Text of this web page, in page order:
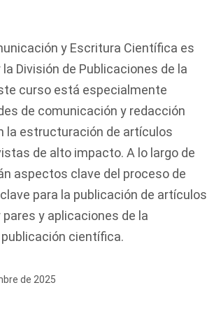
y Escritura Científica es
División de Publicaciones de la
curso está especialmente
de comunicación y redacción
la estructuración de artículos
de alto impacto. A lo largo de
aspectos clave del proceso de
para la publicación de artículos
y aplicaciones de la
científica.
de 2025